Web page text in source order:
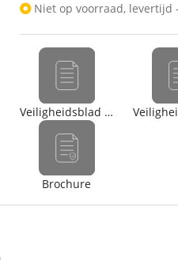
Niet op voorraad, levertijd
Veiligheidsblad (nl)
Brochure